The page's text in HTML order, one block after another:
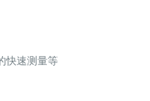
快速测量等